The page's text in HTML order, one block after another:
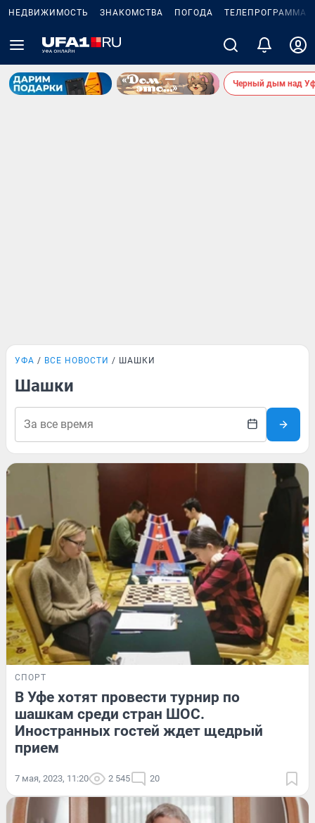
НЕДВИЖИМОСТЬ ЗНАКОМСТВА ПОГОДА ТЕЛЕПРОГРАММА
Черный дым над
УФА ВСЕ НОВОСТИ ШАШКИ
Шашки
СПОРТ
В Уфе хотят провести турнир по
шашкам среди стран ШОС.
Иностранных гостей ждет щедрый
прием
7 мая, 2023, 11:20 2 545 20